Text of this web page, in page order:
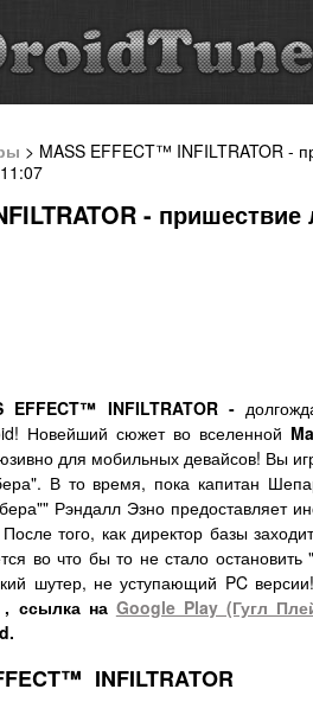
> MASS EFFECT™ INFILTRATOR -
-
EFFECT™ INFILTRATOR -
Новейший сюжет во вселенной
для мобильных девайсов! Вы
В то время, пока капитан
Рэндалл Эзно предоставляет
того, как директор базы
во что бы то не стало остановить
шутер, не уступающий PC
, ссылка на Google Play (Гугл
INFILTRATOR